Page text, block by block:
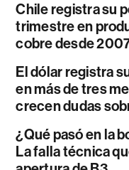
Chile registra su
trimestre en
cobre desde
El dólar registra
en más de tres
crecen dudas
¿Qué pasó en la
La falla técnica